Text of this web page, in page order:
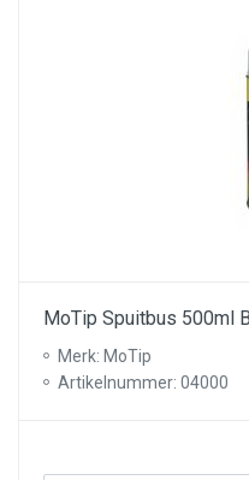
MoTip Spuitbus 500ml
Merk: MoTip
Artikelnummer: 04000